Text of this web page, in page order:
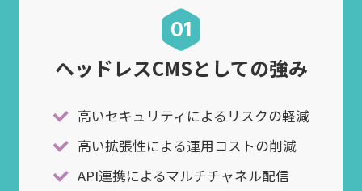
01
ヘッドレスCMSとしての強み
高いセキュリティによるリスクの軽減
高い拡張性による運用コストの削減
API連携によるマルチチャネル配信